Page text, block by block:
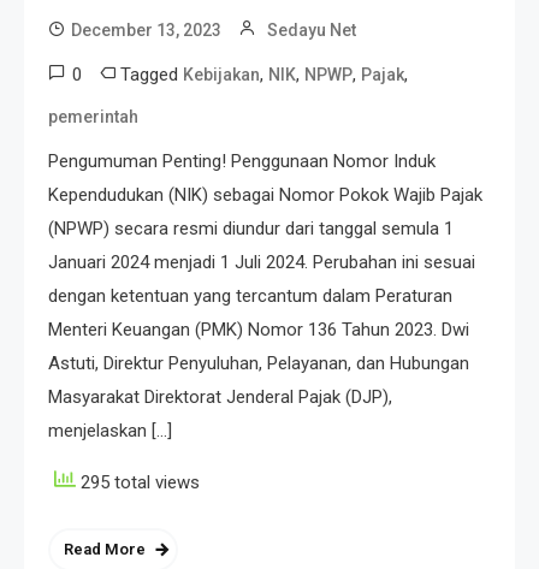
December 13, 2023 Sedayu Net
0 Tagged Kebijakan, NIK, NPWP, Pajak,
pemerintah
Pengumuman Penting! Penggunaan Nomor Induk
Kependudukan (NIK) sebagai Nomor Pokok Wajib Pajak
(NPWP) secara resmi diundur dari tanggal semula 1
Januari 2024 menjadi 1 Juli 2024. Perubahan ini sesuai
dengan ketentuan yang tercantum dalam Peraturan
Menteri Keuangan (PMK) Nomor 136 Tahun 2023. Dwi
Astuti, Direktur Penyuluhan, Pelayanan, dan Hubungan
Masyarakat Direktorat Jenderal Pajak (DJP),
menjelaskan […]
295 total views
Read More